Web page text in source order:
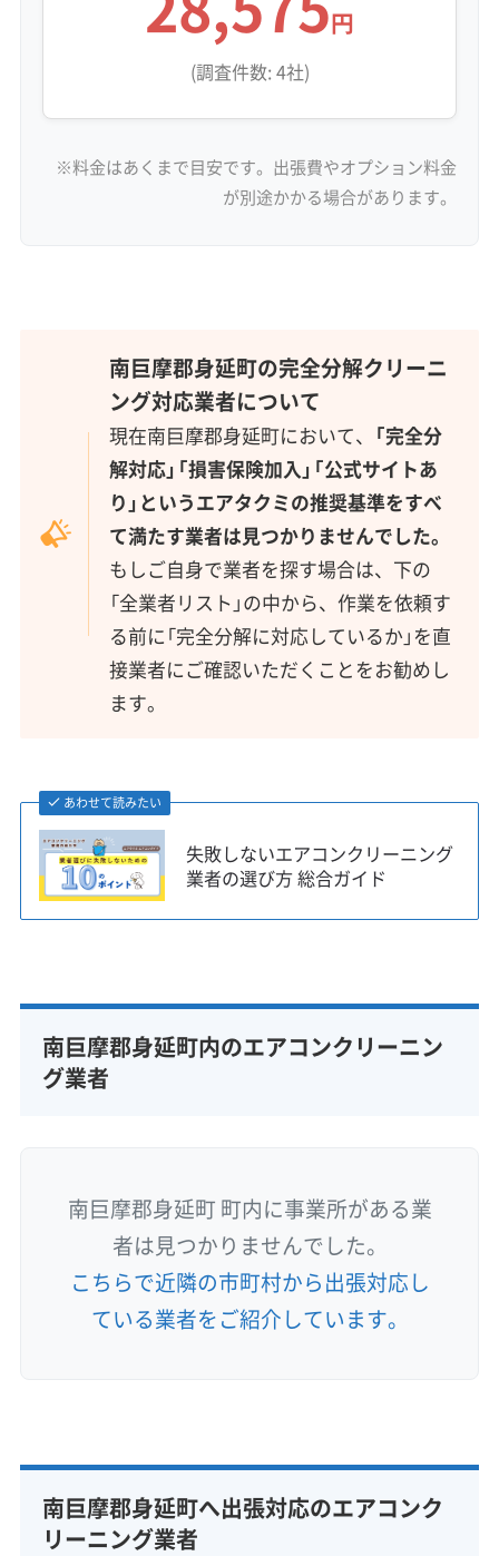
円
(調査件数: 4社)
※料金はあくまで目安です。出張費やオプション料金
が別途かかる場合があります。
南巨摩郡身延町の完全分解クリーニ
ング対応業者について
現在南巨摩郡身延町において、 「完全分
解対応」「損害保険加入」「公式サイトあ
り」というエアタクミの推奨基準をすべ
て満たす業者は見つかりませんでした。
もしご自身で業者を探す場合は、下の
「全業者リスト」の中から、作業を依頼す
る前に「完全分解に対応しているか」を直
接業者にご確認いただくことをお勧めし
ます。
あわせて読みたい
失敗しないエアコンクリーニング
業者の選び方 総合ガイド
南巨摩郡身延町内のエアコンクリーニン
グ業者
南巨摩郡身延町 町内に事業所がある業
者は見つかりませんでした。
こちらで近隣の市町村から出張対応し
ている業者をご紹介しています。
南巨摩郡身延町へ出張対応のエアコンク
リーニング業者